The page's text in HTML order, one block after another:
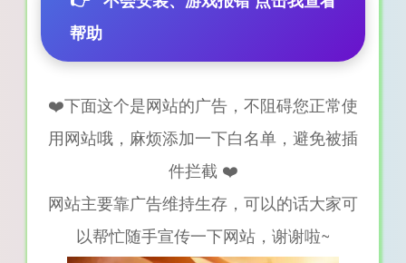
帮助
❤️下面这个是网站的广告，不阻碍您正常使
用网站哦，麻烦添加一下白名单，避免被插
件拦截 ❤️
网站主要靠广告维持生存，可以的话大家可
以帮忙随手宣传一下网站，谢谢啦~